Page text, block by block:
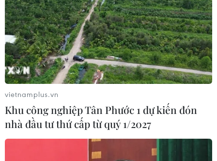
Cần Thơ đặt mục tiêu trở thành trung tâm kinh tế
tầm thấp của khu vực
10/08/2026 11:28
Phát triển nông nghiệp của Indonesia mở ra tiềm
vietnamplus.vn
Khu công nghiệp Tân Phước 1 dự kiến đón
nhà đầu tư thứ cấp từ quý 1/2027